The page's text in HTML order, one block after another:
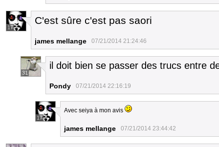
17
C'est sûre c'est pas saori
james mellange 07/21/2014 21:24:46
31
il doit bien se passer des trucs entre
Pondy 07/21/2014 22:16:19
17
Avec seiya à mon avis
james mellange 07/21/2014 23:44:42